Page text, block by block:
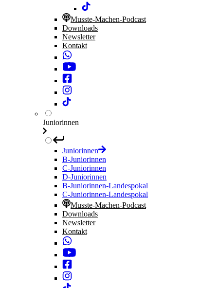
Musste-Machen-Podcast
Downloads
Newsletter
Kontakt
Juniorinnen
Juniorinnen
B-Juniorinnen
C-Juniorinnen
D-Juniorinnen
B-Juniorinnen-Landespokal
C-Juniorinnen-Landespokal
Musste-Machen-Podcast
Downloads
Newsletter
Kontakt